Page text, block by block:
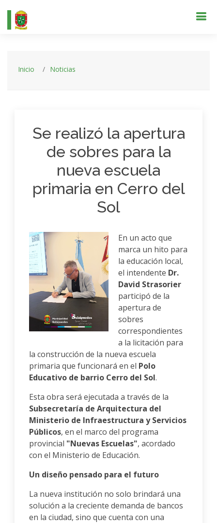
Inicio Noticias
Se realizó la apertura
de sobres para la
nueva escuela
primaria en Cerro del
Sol
En un acto que
marca un hito para
la educación local,
el intendente Dr.
David Strasorier
participó de la
apertura de
sobres
correspondientes
a la licitación para
la construcción de la nueva escuela
primaria que funcionará en el Polo
Educativo de barrio Cerro del Sol.
Esta obra será ejecutada a través de la
Subsecretaría de Arquitectura del
Ministerio de Infraestructura y Servicios
Públicos, en el marco del programa
provincial "Nuevas Escuelas", acordado
con el Ministerio de Educación.
Un diseño pensado para el futuro
La nueva institución no solo brindará una
solución a la creciente demanda de bancos
en la ciudad, sino que cuenta con una